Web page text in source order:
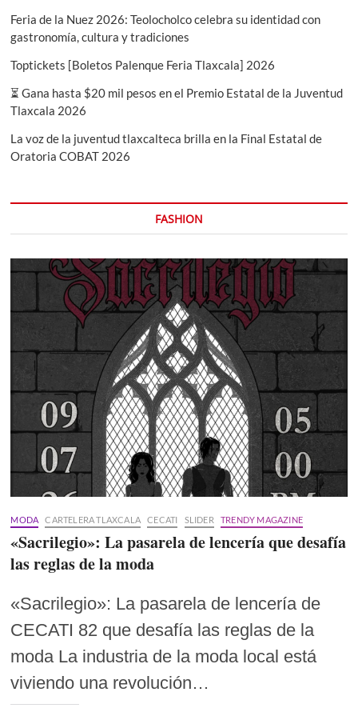
Feria de la Nuez 2026: Teolocholco celebra su identidad con
gastronomía, cultura y tradiciones
Toptickets [Boletos Palenque Feria Tlaxcala] 2026
⏳ Gana hasta $20 mil pesos en el Premio Estatal de la Juventud
Tlaxcala 2026
La voz de la juventud tlaxcalteca brilla en la Final Estatal de
Oratoria COBAT 2026
FASHION
MODA CARTELERA TLAXCALA CECATI SLIDER TRENDY MAGAZINE
«Sacrilegio»: La pasarela de lencería que desafía
las reglas de la moda
«Sacrilegio»: La pasarela de lencería de
CECATI 82 que desafía las reglas de la
moda La industria de la moda local está
viviendo una revolución…